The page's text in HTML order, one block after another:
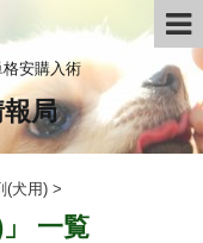
安購入術
局
(犬用) >
」 一覧